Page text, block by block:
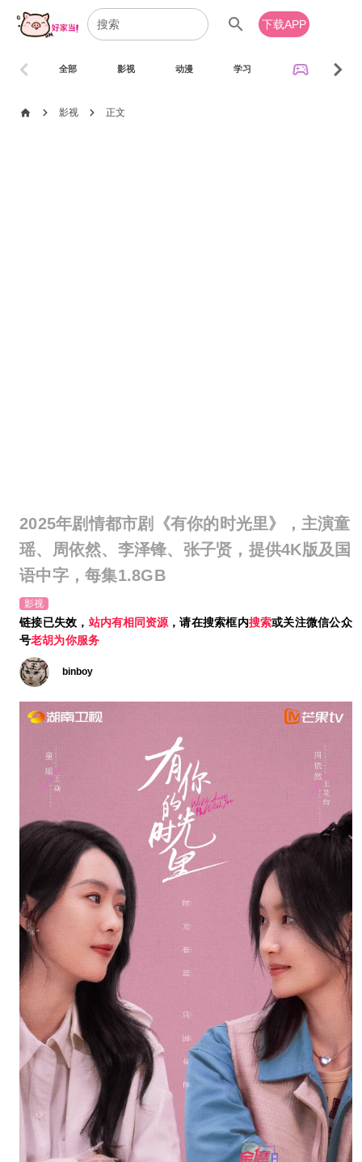
search 下载APP
全部 影视 动漫 学习 sports_esports
chevron_left chevron_right
home chevron_right 影视 chevron_right 正文
2025年剧情都市剧《有你的时光里》，主演童
瑶、周依然、李泽锋、张子贤，提供4K版及国
语中字，每集1.8GB
影视
链接已失效， 站内有相同资源 ，请在搜索框内搜索或关注微信公众
号老胡为你服务
binboy